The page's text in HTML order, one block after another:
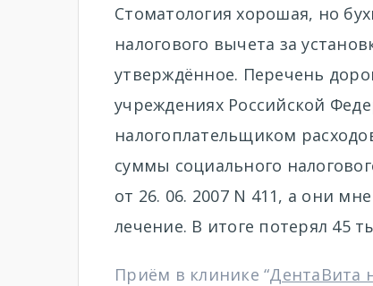
Стоматология хорошая, но
налогового вычета за
утверждённое. Перечень
учреждениях Российской
налогоплательщиком
суммы социального
от 26. 06. 2007 N 411, а они
лечение. В итоге потерял 45
Приём в клинике “ДентаВита